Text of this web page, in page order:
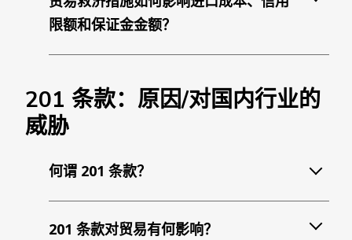
限额和保证金金额？
201 条款：原因/对国内行业的
威胁
何谓 201 条款？
201 条款对贸易有何影响？